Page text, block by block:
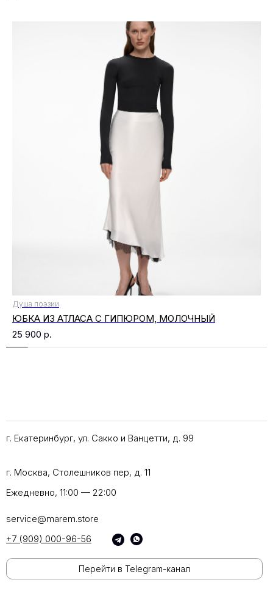
Душа поэзии
ЮБКА ИЗ АТЛАСА С ГИПЮРОМ, МОЛОЧНЫЙ
25 900 р.
+7 (909) 000-96-56
service@marem.store
Ежедневно, 11:00 — 22:00
г. Екатеринбург, ул. Сакко и Ванцетти, д. 99
г. Москва, Столешников пер, д. 11
Перейти в Telegram-канал